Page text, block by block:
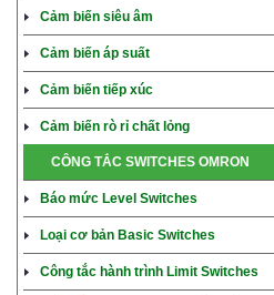
Cảm biến siêu âm
Cảm biến áp suất
Cảm biến tiếp xúc
Cảm biến rò rỉ chất lỏng
CÔNG TẮC SWITCHES OMRON
Báo mức Level Switches
Loại cơ bản Basic Switches
Công tắc hành trình Limit Switches